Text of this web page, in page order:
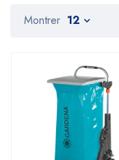
Montrer 12